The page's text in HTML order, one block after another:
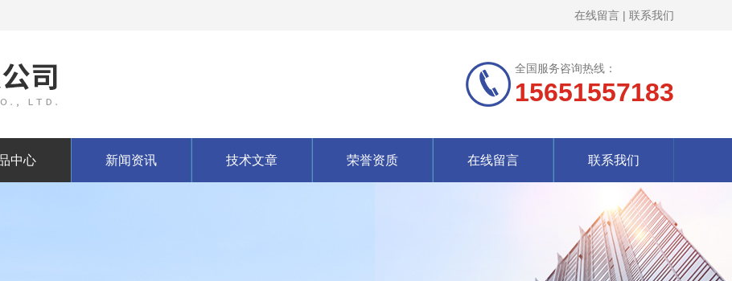
在线留言 | 联系我们
全国服务咨询热线：
15651557183
中心 新闻资讯 技术文章 荣誉资质 在线留言 联系我们